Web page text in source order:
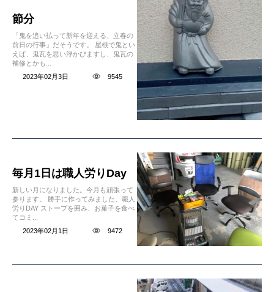
節分
「鬼を追い払って新年を迎える、立春の
前日の行事」だそうです。 屋根で鬼とい
えば、鬼瓦を思い浮かびますし、鬼瓦の
補修とかも...
2023年02月3日
9545
毎月1日は職人労りDay
新しい月になりました。今月も頑張って
参ります。 勝手に作ってみました、職人
労りDAY ストーブを囲み、お菓子を食べ
てコミ...
2023年02月1日
9472